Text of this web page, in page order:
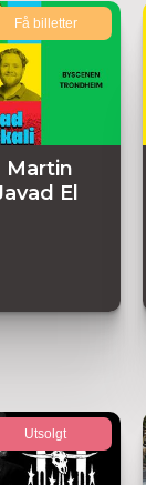
Martin
El
Få billetter
Utsolgt